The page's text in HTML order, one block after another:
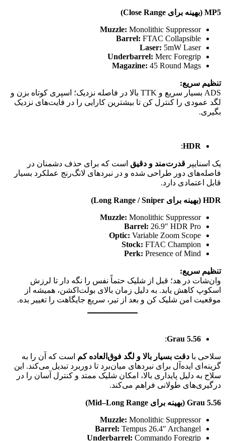
MP5 (بهینه برای Close Range)
Muzzle: Monolithic Suppressor
Barrel: FTAC Collapsible
Laser: 5mW Laser
Underbarrel: Merc Foregrip
Magazine: 45 Round Mags
تنظیم سریع:
ADS بسیار سریع و TTK بالا در فاصله نزدیک؛ اسپری کوتاه بزن و
لگد عمودی را کنترل کن تا بیشترین کارایی را در فایت‌های نزدیک
بگیری.
HDR
:
یک اسنایپر قدرت‌مند و دقیق است که برای حذف دشمنان در
فاصله‌های دور طراحی شده و در نبردهای لانگ‌رنج عملکرد بسیار
قابل اعتمادی دارد.
HDR (بهینه برای Long Range / Sniper)
Muzzle: Monolithic Suppressor
Barrel: 26.9″ HDR Pro
Optic: Variable Zoom Scope
Stock: FTAC Champion
Perk: Presence of Mind
تنظیم سریع:
وان‌شات در هد؛ قبل از شلیک حتماً نفس را نگه دار تا لرزش
اسکوپ کاهش یابد. به دلیل زمان بالای بولت‌اکشن، همیشه از
موقعیت امن شلیک کن و بعد از تیر، سریع جایگاهت را تغییر بده.
Grau 5.56
:
سلاحی با دقت بسیار بالا و لگد فوق‌العاده کم است که آن را به
گزینه‌ای ایده‌آل برای نبردهای میان‌برد تا دوربرد تبدیل می‌کند. این
سلاح به دلیل پایداری بالا، امکان شلیک ممتد و کنترل آسان را در
درگیری‌های طولانی فراهم می‌کند.
Grau 5.56 (بهینه برای Mid–Long Range)
Muzzle: Monolithic Suppressor
Barrel: Tempus 26.4″ Archangel
Underbarrel: Commando Foregrip